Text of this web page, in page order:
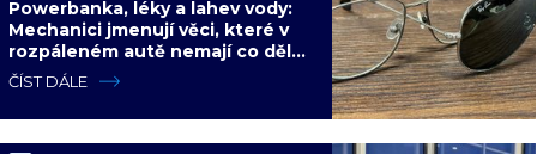
Powerbanka, léky a lahev vody:
Mechanici jmenují věci, které v
rozpáleném autě nemají co dělat.
Hrozí i požár
ČÍST DÁLE